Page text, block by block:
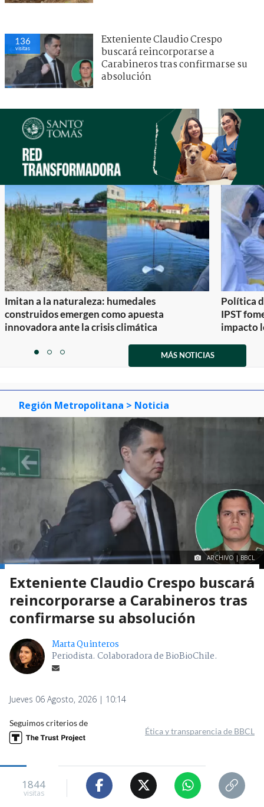
136
visitas
Exteniente Claudio Crespo
buscará reincorporarse a
Carabineros tras confirmarse su
absolución
Imitan a la naturaleza: humedales
construidos emergen como apuesta
innovadora ante la crisis climática
Política
IPST
impacto
itemitemitem
MÁS NOTICIAS
Región Metropolitana > Noticia
ARCHIVO | BBCL
Exteniente Claudio Crespo buscará
reincorporarse a Carabineros tras
confirmarse su absolución
Marta Quinteros
Periodista. Colaboradora de BioBioChile.
Jueves 06 Agosto, 2026 | 10:14
Seguimos criterios de
Ética y transparencia de BBCL
1844
visitas